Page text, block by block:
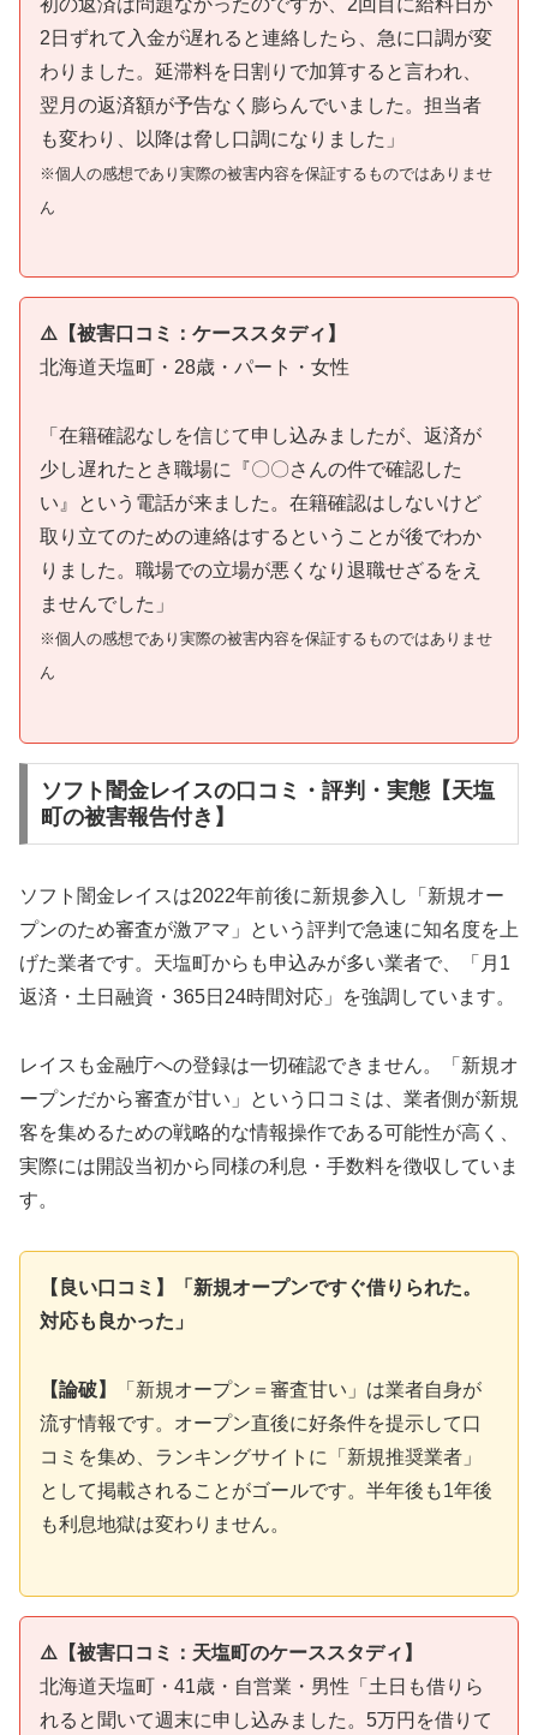
2日ずれて入金が遅れると連絡したら、急に口調が変
わりました。延滞料を日割りで加算すると言われ、
翌月の返済額が予告なく膨らんでいました。担当者
も変わり、以降は脅し口調になりました」
※個人の感想であり実際の被害内容を保証するものではありませ
ん
⚠️【被害口コミ：ケーススタディ】
北海道天塩町・28歳・パート・女性
「在籍確認なしを信じて申し込みましたが、返済が
少し遅れたとき職場に『〇〇さんの件で確認した
い』という電話が来ました。在籍確認はしないけど
取り立てのための連絡はするということが後でわか
りました。職場での立場が悪くなり退職せざるをえ
ませんでした」
※個人の感想であり実際の被害内容を保証するものではありませ
ん
ソフト闇金レイスの口コミ・評判・実態【天塩
町の被害報告付き】
ソフト闇金レイスは2022年前後に新規参入し「新規オー
プンのため審査が激アマ」という評判で急速に知名度を上
げた業者です。天塩町からも申込みが多い業者で、「月1
返済・土日融資・365日24時間対応」を強調しています。
レイスも金融庁への登録は一切確認できません。「新規オ
ープンだから審査が甘い」という口コミは、業者側が新規
客を集めるための戦略的な情報操作である可能性が高く、
実際には開設当初から同様の利息・手数料を徴収していま
す。
【良い口コミ】「新規オープンですぐ借りられた。
対応も良かった」
【論破】
「新規オープン＝審査甘い」は業者自身が
流す情報です。オープン直後に好条件を提示して口
コミを集め、ランキングサイトに「新規推奨業者」
として掲載されることがゴールです。半年後も1年後
も利息地獄は変わりません。
⚠️【被害口コミ：天塩町のケーススタディ】
北海道天塩町・41歳・自営業・男性「土日も借りら
れると聞いて週末に申し込みました。5万円を借りて